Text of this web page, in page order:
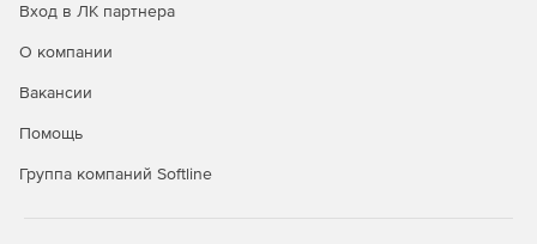
Вход в ЛК партнера
О компании
Вакансии
Помощь
Группа компаний Softline